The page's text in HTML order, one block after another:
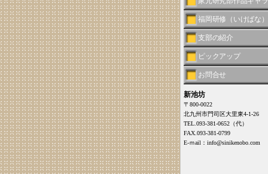
福岡研修（いけばな
支部の紹介
ピックアップ
お問合せ
新池坊
〒800-0022
北九州市門司区大里東4-1-26
TEL.093-381-0652（代）
FAX.093-381-0799
E-ｍail：info@sinikenobo.com